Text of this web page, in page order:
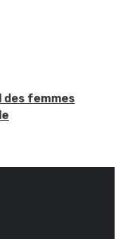
des femmes